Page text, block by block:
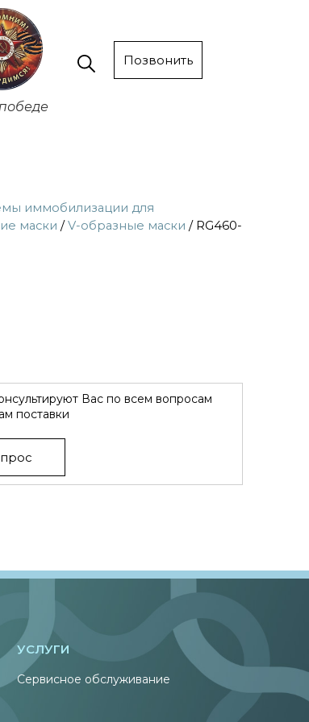
Позвонить
иммобилизации для
маски / V-образные маски / RG460-
Вас по всем вопросам
поставки
УСЛУГИ
Сервисное обслуживание